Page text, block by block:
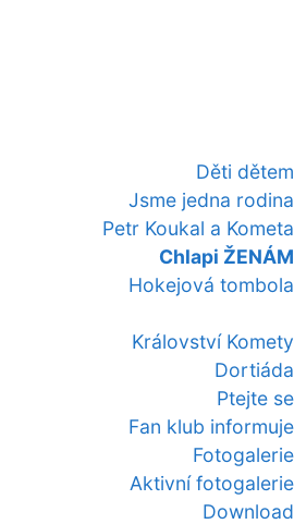
Děti dětem
Jsme jedna rodina
Petr Koukal a Kometa
Chlapi ŽENÁM
Hokejová tombola
Království Komety
Dortiáda
Ptejte se
Fan klub informuje
Fotogalerie
Aktivní fotogalerie
Download